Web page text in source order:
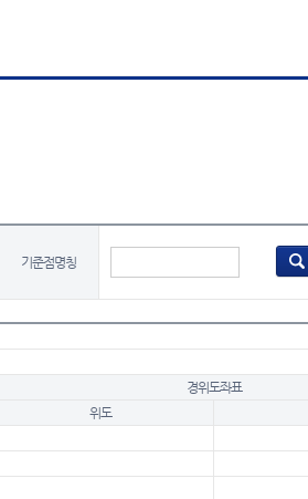
기준점명칭
경위도좌표
위도